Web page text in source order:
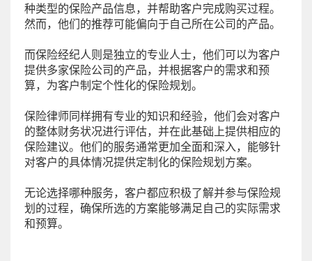
种类型的保险产品信息，并帮助客户完成购买过程。
然而，他们的推荐可能偏向于自己所在公司的产品。
而保险经纪人则是独立的专业人士，他们可以为客户
提供多家保险公司的产品，并根据客户的需求和预
算，为客户制定个性化的保险规划。
保险律师同样拥有专业的知识和经验，他们会对客户
的整体财务状况进行评估，并在此基础上提供相应的
保险建议。他们的服务通常更加全面和深入，能够针
对客户的具体情况提供定制化的保险规划方案。
无论选择哪种服务，客户都应积极了解并参与保险规
划的过程，确保所选的方案能够满足自己的实际需求
和预算。